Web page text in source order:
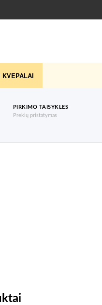
KVEPALAI
PIRKIMO TAISYKLES
Prekių pristatymas